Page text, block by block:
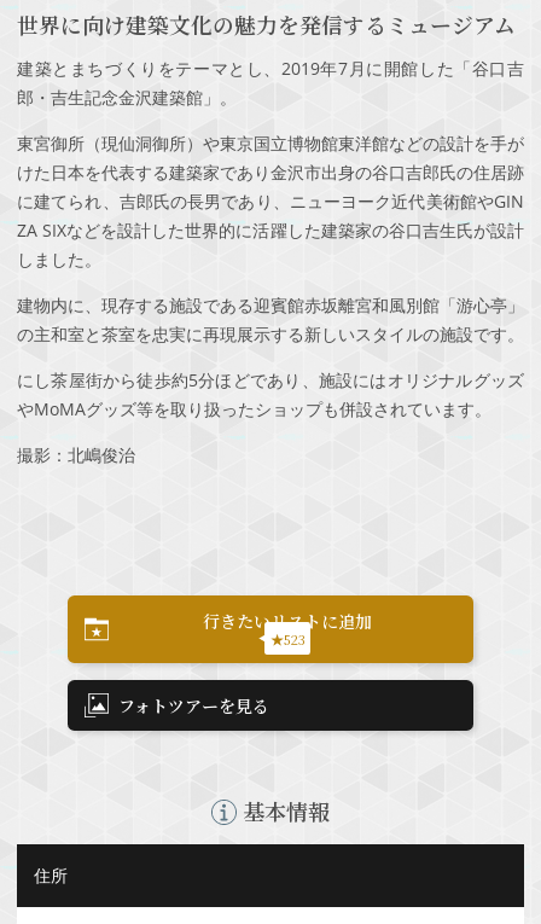
世界に向け建築文化の魅力を発信するミュージアム
建築とまちづくりをテーマとし、2019年7月に開館した「谷口吉
郎・吉生記念金沢建築館」。
東宮御所（現仙洞御所）や東京国立博物館東洋館などの設計を手が
けた日本を代表する建築家であり金沢市出身の谷口吉郎氏の住居跡
に建てられ、吉郎氏の長男であり、ニューヨーク近代美術館やGIN
ZA SIXなどを設計した世界的に活躍した建築家の谷口吉生氏が設計
しました。
建物内に、現存する施設である迎賓館赤坂離宮和風別館「游心亭」
の主和室と茶室を忠実に再現展示する新しいスタイルの施設です。
にし茶屋街から徒歩約5分ほどであり、施設にはオリジナルグッズ
やMoMAグッズ等を取り扱ったショップも併設されています。
撮影：北嶋俊治
行きたいリストに追加
★523
フォトツアーを見る
基本情報
住所